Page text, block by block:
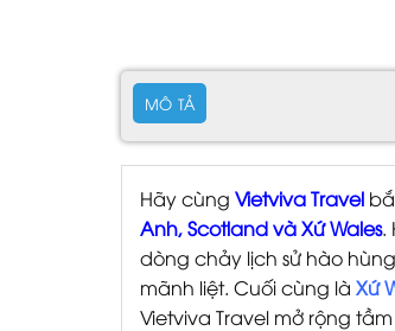
MÔ TẢ
Hãy cùng Vietviva Travel
Anh, Scotland và Xứ Wales.
dòng chảy lịch sử hào
mãnh liệt. Cuối cùng là Xứ
Vietviva Travel mở rộng